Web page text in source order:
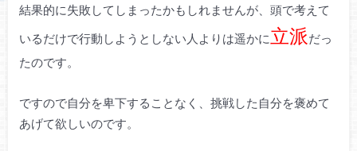
結果的に失敗してしまったかもしれませんが、頭で考えて
いるだけで行動しようとしない人よりは遥かに立派だっ
たのです。
ですので自分を卑下することなく、挑戦した自分を褒めて
あげて欲しいのです。